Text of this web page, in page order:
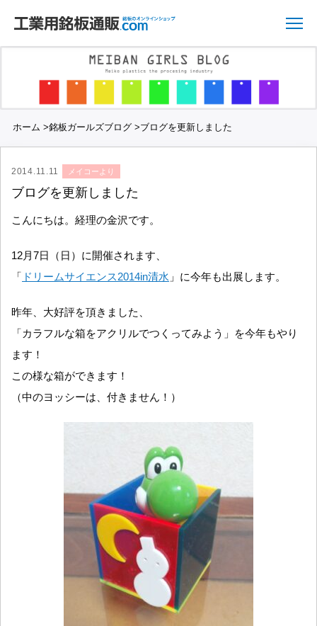
ホーム >銘板ガールズブログ>ブログを更新しました
2014.11.11 メイコーより
ブログを更新しました
こんにちは。経理の金沢です。
12月7日（日）に開催されます、
「 ドリームサイエンス2014in清水 」に今年も出展します。
昨年、大好評を頂きました、
「カラフルな箱をアクリルでつくってみよう」を今年もやり
ます！
この様な箱ができます！
（中のヨッシーは、付きません！）